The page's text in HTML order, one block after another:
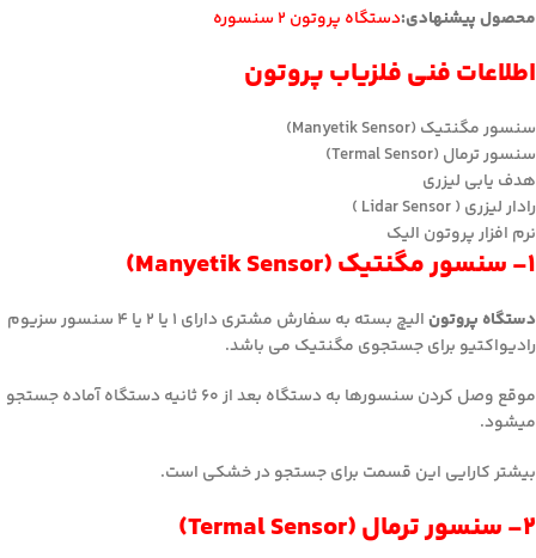
محصول پیشنهادی:دستگاه پروتون 2 سنسوره
اطلاعات فنی فلزیاب پروتون
سنسور مگنتیک (Manyetik Sensor)
سنسور ترمال (Termal Sensor)
هدف یابی لیزری
رادار لیزری ( Lidar Sensor )
نرم افزار پروتون الیک
۱- سنسور مگنتیک (Manyetik Sensor)
دستگاه پروتون
الیچ بسته به سفارش مشتری دارای ۱ یا ۲ یا ۴ سنسور سزیوم
رادیواکتیو برای جستجوی مگنتیک می باشد.
موقع وصل کردن سنسورها به دستگاه بعد از ۶۰ ثانیه دستگاه آماده جستجو
میشود.
بیشتر کارایی این قسمت برای جستجو در خشکی است.
۲- سنسور ترمال (Termal Sensor)